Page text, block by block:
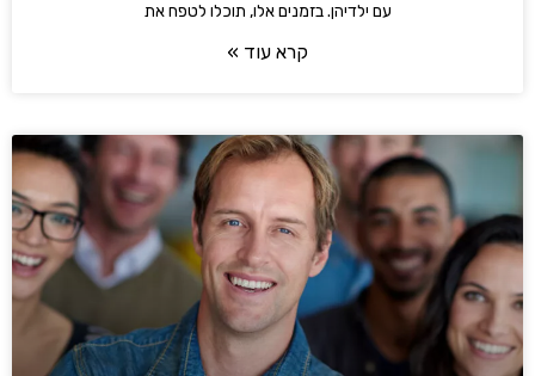
עם ילדיהן. בזמנים אלו, תוכלו לטפח את
קרא עוד »